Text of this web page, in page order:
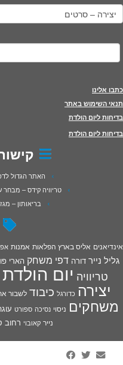
קטגוריות
חיפוש:
כתבו אלינו
תנאי השימוש באתר
בדיחות ליום הולדת
בדיחות ליום הולדת
האתר הגדול
טריוויה קידס – מבחר
בריאותון –
אינדיאנים אליס בארץ הפלאות אמנות
גליל נייר דורה דפי משחק הארי
טריוויה יום הולדת
יצירה כדורגל כיבוד לשבור
משחקים ניסוי נסיכה ספורט
נייר קאובוי רחוב